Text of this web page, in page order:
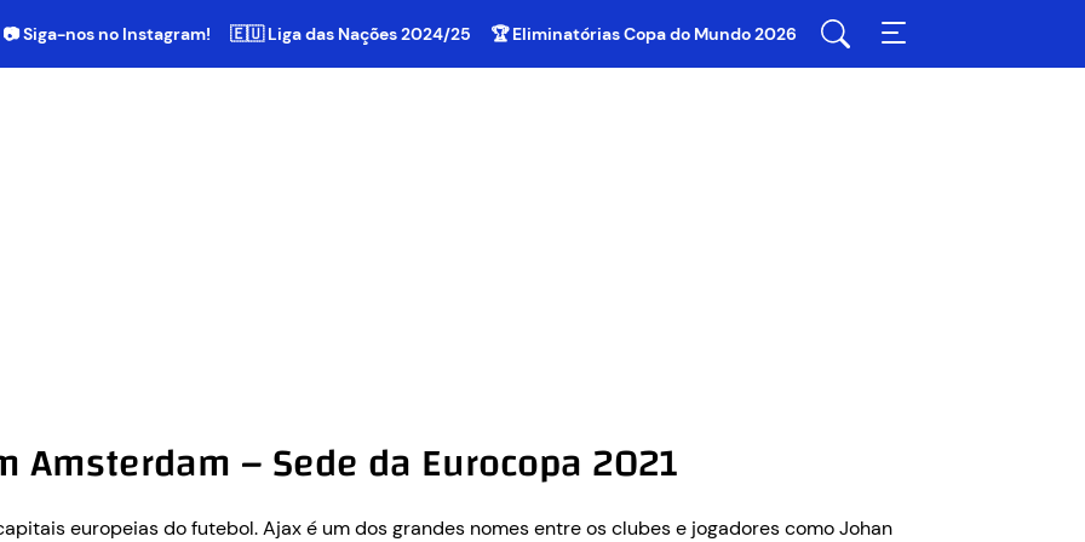
📷 Siga-nos no Instagram! 🇪🇺 Liga das Nações 2024/25 🏆 Eliminatórias Copa do Mundo 2026
Amsterdam – Sede da Eurocopa 2021
europeias do futebol. Ajax é um dos grandes nomes entre os clubes e jogadores como Johan